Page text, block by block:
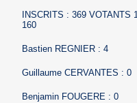
INSCRITS : 369
160
Bastien REGNIER : 4
Guillaume CERVANTES : 0
Benjamin FOUGERE : 0